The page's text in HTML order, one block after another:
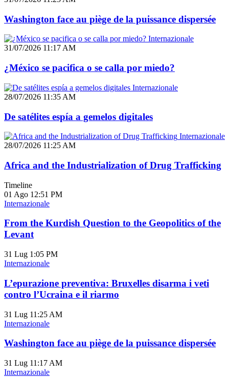
Washington face au piège de la puissance dispersée
Internazionale
31/07/2026 11:17 AM
¿México se pacifica o se calla por miedo?
Internazionale
28/07/2026 11:35 AM
De satélites espía a gemelos digitales
Internazionale
28/07/2026 11:25 AM
Africa and the Industrialization of Drug Trafficking
Timeline
01 Ago 12:51 PM
Internazionale
From the Kurdish Question to the Geopolitics of the
Levant
31 Lug 1:05 PM
Internazionale
L’epurazione preventiva: Bruxelles disarma i veti
contro l’Ucraina e il riarmo
31 Lug 11:25 AM
Internazionale
Washington face au piège de la puissance dispersée
31 Lug 11:17 AM
Internazionale